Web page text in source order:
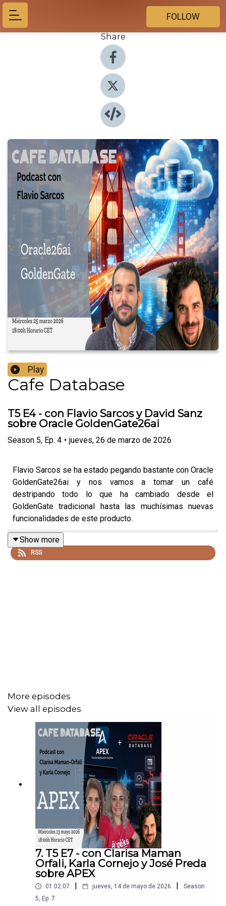
FOLLOW
Share
Play
Cafe Database
T5 E4 - con Flavio Sarcos y David Sanz
sobre Oracle GoldenGate26ai
Season 5, Ep. 4 • jueves, 26 de marzo de 2026
Flavio Sarcos se ha estado pegando bastante con Oracle
GoldenGate26ai y nos vamos a tomar un café
destripando todo lo que ha cambiado desde el
GoldenGate tradicional hasta las muchísimas nuevas
funcionalidades de este producto.
Como no tenemos ni sponsor ni patrocinio, aquí vamos
Show more
RSS
More episodes
View all episodes
7. T5 E7 - con Clarisa Maman
Orfali, Karla Cornejo y José Preda
sobre APEX
01:02:07 jueves, 14 de mayo de 2026
Season
5, Ep. 7